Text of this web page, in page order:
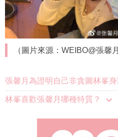
（圖片來源：WEIBO@張馨
張馨月為證明自己非貪圖林峯
林峯喜歡張馨月哪種特質？